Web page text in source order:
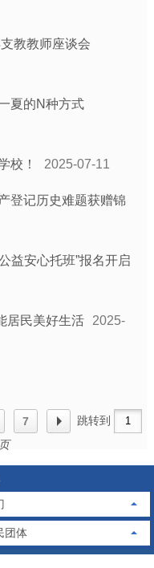
教教师座谈会
夏的N种方式
校！ 2025-07-11
登记历史难题获赠锦
益安心托班”报名开启
居民美好生活
2025-
7
跳转到
团体